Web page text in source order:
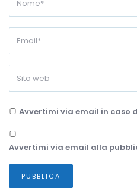
Avvertimi via email in caso
Avvertimi via email alla